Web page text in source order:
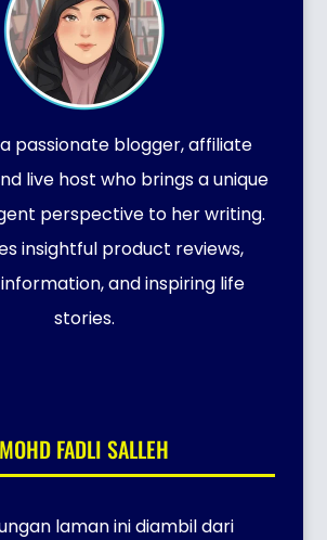
a passionate blogger, affiliate
live host who brings a unique
perspective to her writing.
insightful product reviews,
and inspiring life
stories.
MOHD FADLI SALLEH
laman ini diambil dari